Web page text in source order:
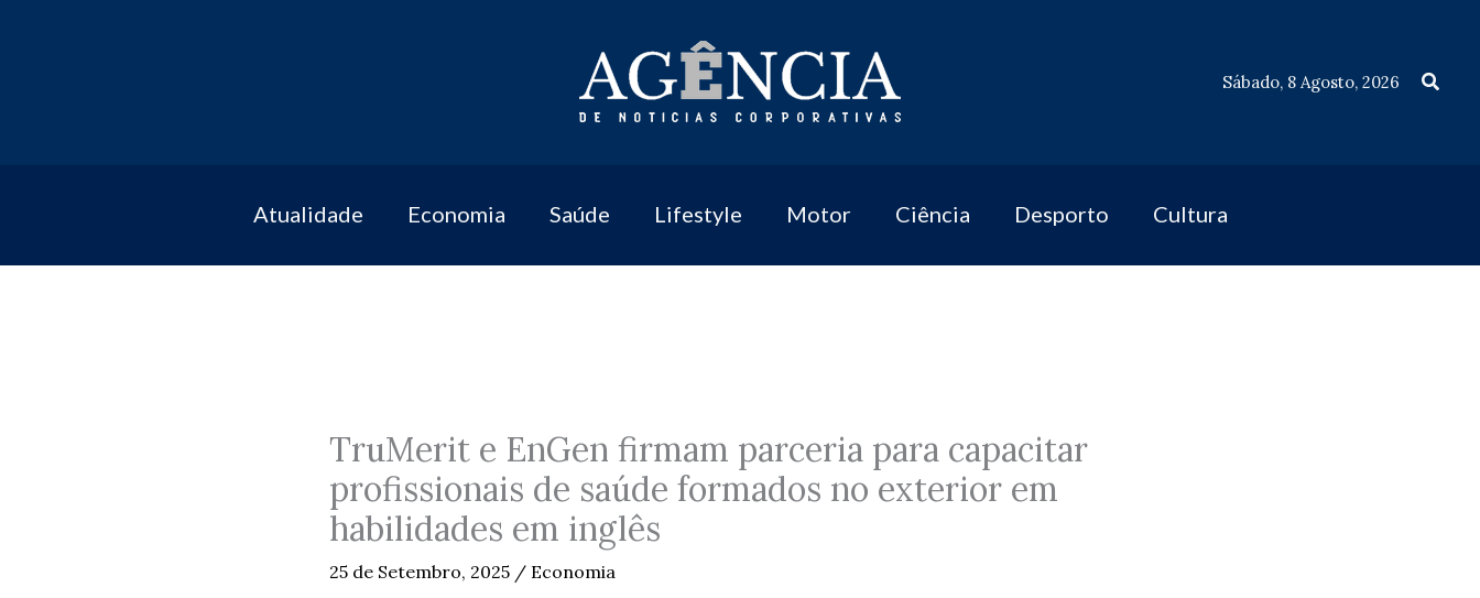
Sábado, 8 Agosto, 2026
Atualidade Economia Saúde Lifestyle Motor Ciência Desporto Cultura
TruMerit e EnGen firmam parceria para capacitar
profissionais de saúde formados no exterior em
habilidades em inglês
25 de Setembro, 2025 / Economia